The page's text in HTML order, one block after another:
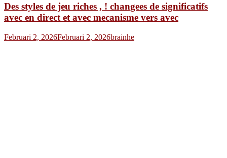
Des styles de jeu riches , ! changees de significatifs
avec en direct et avec mecanisme vers avec
Februari 2, 2026Februari 2, 2026brainhe